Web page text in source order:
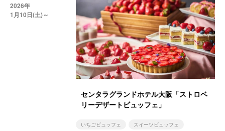
2026年
1月10日(土)～
センタラグランドホテル大阪「ストロベ
リーデザートビュッフェ」
いちごビュッフェ スイーツビュッフェ